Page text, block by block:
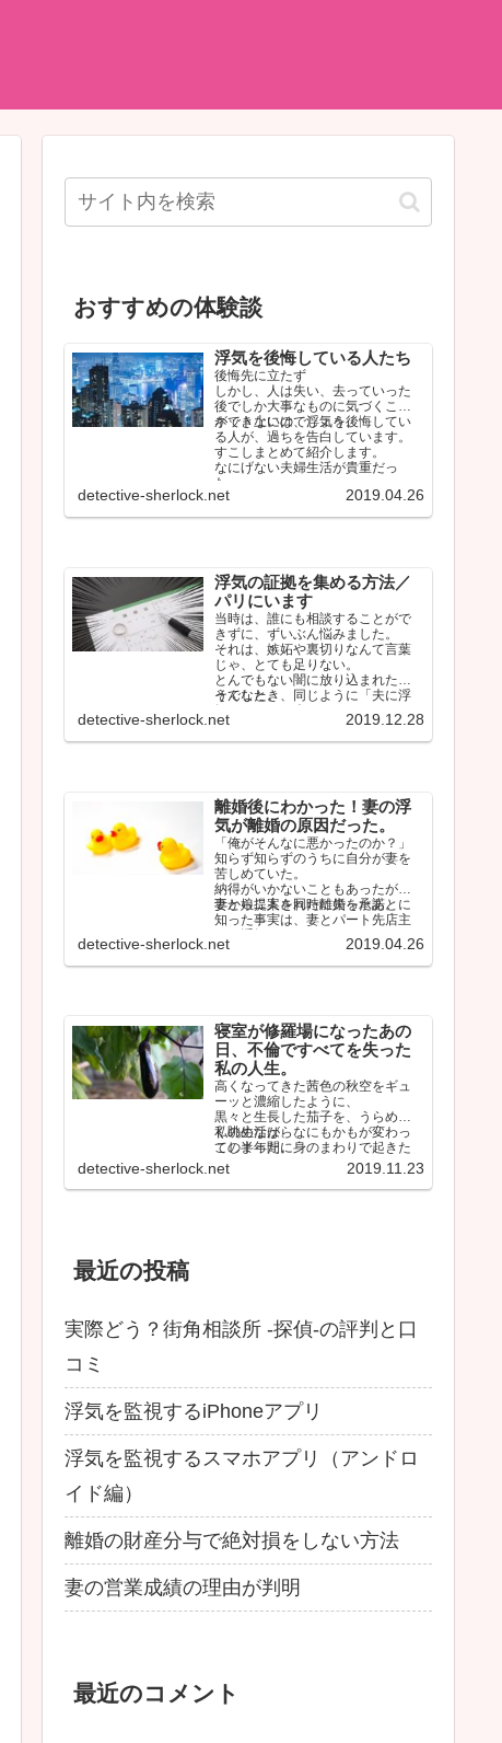
おすすめの体験談
浮気を後悔している人たち
後悔先に立たず
しかし、人は失い、去っていった
後でしか大事なものに気づくこと
ができないのでしょう。
ネット上には、浮気を後悔してい
る人が、過ちを告白しています。
すこしまとめて紹介します。
なにげない夫婦生活が貴重だっ
た…
detective-sherlock.net 2019.04.26
浮気の証拠を集める方法／
パリにいます
当時は、誰にも相談することがで
きずに、ずいぶん悩みました。
それは、嫉妬や裏切りなんて言葉
じゃ、とても足りない。
とんでもない闇に放り込まれたよ
うでした。
そんなとき、同じように「夫に浮
気されている人」のタイムライン
をみて、少…
detective-sherlock.net 2019.12.28
離婚後にわかった！妻の浮
気が離婚の原因だった。
「俺がそんなに悪かったのか？」
知らず知らずのうちに自分が妻を
苦しめていた。
納得がいかないこともあったが、
妻から提案された離婚を承諾。
妻と娘二人を同時に失ったあとに
知った事実は、妻とパート先店主
…
detective-sherlock.net 2019.04.26
寝室が修羅場になったあの
日、不倫ですべてを失った
私の人生。
高くなってきた茜色の秋空をギュ
ーッと濃縮したように、
黒々と生長した茄子を、うらめし
く眺めながら、
この半年間に身のまわりで起きた
ことを思い返していた。
私の生活は、なにもかもが変わっ
てしまった。
しかも間違いなく最悪な…
detective-sherlock.net 2019.11.23
最近の投稿
実際どう？街角相談所 -探偵-の評判と口
コミ
浮気を監視するiPhoneアプリ
浮気を監視するスマホアプリ（アンドロ
イド編）
離婚の財産分与で絶対損をしない方法
妻の営業成績の理由が判明
最近のコメント